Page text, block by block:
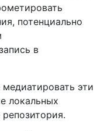
потенциально
в
эти
локальных